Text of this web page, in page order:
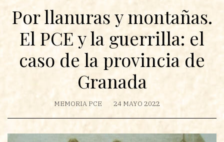
Por llanuras y montañas.
El PCE y la guerrilla: el
caso de la provincia de
Granada
MEMORIA PCE 24 MAYO 2022